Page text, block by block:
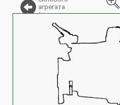
агрегата
(опора
задняя)